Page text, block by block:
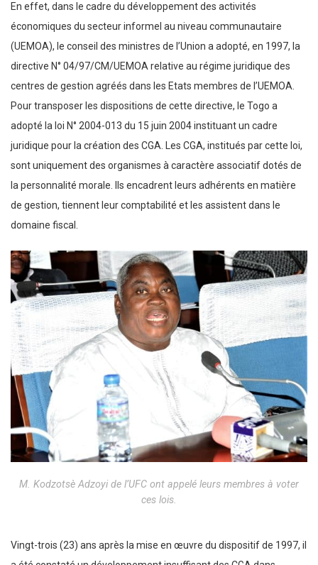
En effet, dans le cadre du développement des activités
économiques du secteur informel au niveau communautaire
(UEMOA), le conseil des ministres de l’Union a adopté, en 1997, la
directive N° 04/97/CM/UEMOA relative au régime juridique des
centres de gestion agréés dans les Etats membres de l’UEMOA.
Pour transposer les dispositions de cette directive, le Togo a
adopté la loi N° 2004-013 du 15 juin 2004 instituant un cadre
juridique pour la création des CGA. Les CGA, institués par cette loi,
sont uniquement des organismes à caractère associatif dotés de
la personnalité morale. Ils encadrent leurs adhérents en matière
de gestion, tiennent leur comptabilité et les assistent dans le
domaine fiscal.
M. Kodzotsè Adzoyi de l’UFC ont appelé leurs membres à voter
ces lois.
Vingt-trois (23) ans après la mise en œuvre du dispositif de 1997, il